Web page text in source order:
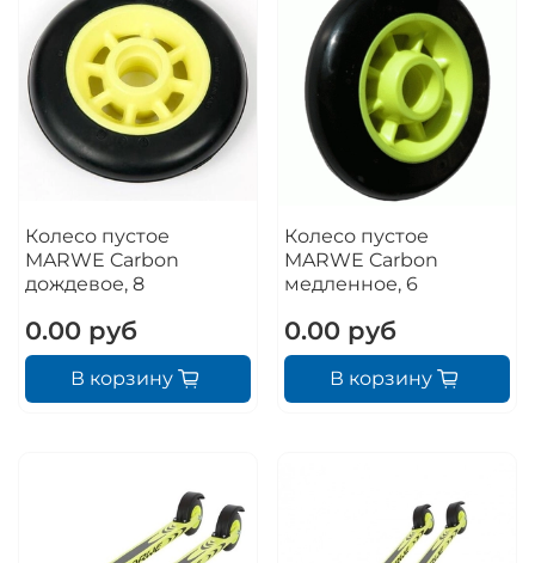
Колесо пустое
MARWE Carbon
дождевое, 8
0.00 руб
В корзину
Колесо пустое
MARWE Carbon
медленное, 6
0.00 руб
В корзину